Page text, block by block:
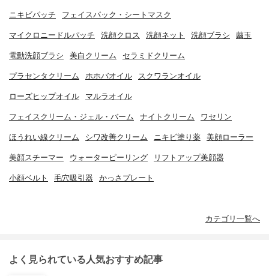
ニキビパッチ フェイスパック・シートマスク
マイクロニードルパッチ 洗顔クロス 洗顔ネット 洗顔ブラシ 繭玉
電動洗顔ブラシ 美白クリーム セラミドクリーム
プラセンタクリーム ホホバオイル スクワランオイル
ローズヒップオイル マルラオイル
フェイスクリーム・ジェル・バーム ナイトクリーム ワセリン
ほうれい線クリーム シワ改善クリーム ニキビ塗り薬 美顔ローラー
美顔スチーマー ウォーターピーリング リフトアップ美顔器
小顔ベルト 毛穴吸引器 かっさプレート
カテゴリ一覧へ
よく見られている人気おすすめ記事